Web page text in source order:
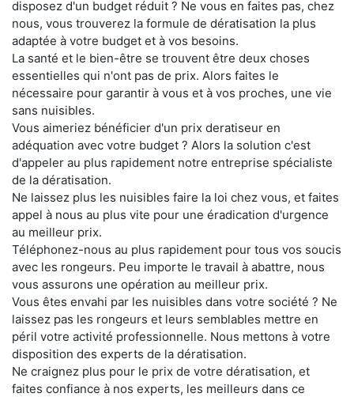
disposez d'un budget réduit ? Ne vous en faites pas, chez
nous, vous trouverez la formule de dératisation la plus
adaptée à votre budget et à vos besoins.
La santé et le bien-être se trouvent être deux choses
essentielles qui n'ont pas de prix. Alors faites le
nécessaire pour garantir à vous et à vos proches, une vie
sans nuisibles.
Vous aimeriez bénéficier d'un prix deratiseur en
adéquation avec votre budget ? Alors la solution c'est
d'appeler au plus rapidement notre entreprise spécialiste
de la dératisation.
Ne laissez plus les nuisibles faire la loi chez vous, et faites
appel à nous au plus vite pour une éradication d'urgence
au meilleur prix.
Téléphonez-nous au plus rapidement pour tous vos soucis
avec les rongeurs. Peu importe le travail à abattre, nous
vous assurons une opération au meilleur prix.
Vous êtes envahi par les nuisibles dans votre société ? Ne
laissez pas les rongeurs et leurs semblables mettre en
péril votre activité professionnelle. Nous mettons à votre
disposition des experts de la dératisation.
Ne craignez plus pour le prix de votre dératisation, et
faites confiance à nos experts, les meilleurs dans ce